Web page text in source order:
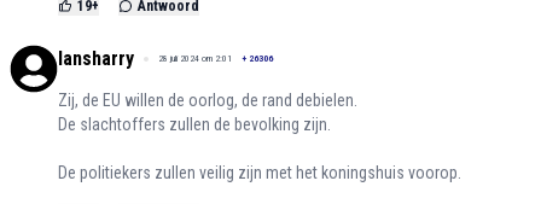
19+ Antwoord
lansharry 28 juli 2024 om 2:01 + 26306
Zij, de EU willen de oorlog, de rand debielen.
De slachtoffers zullen de bevolking zijn.
De politiekers zullen veilig zijn met het koningshuis voorop.